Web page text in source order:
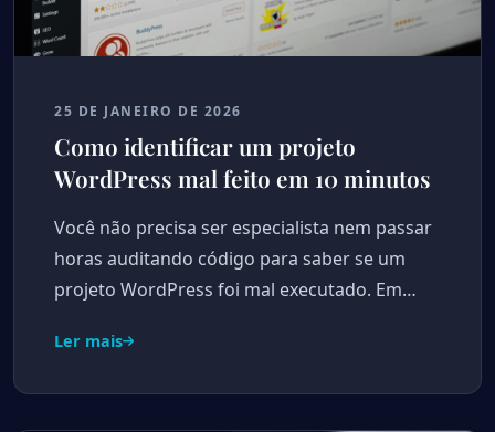
25 DE JANEIRO DE 2026
Como identificar um projeto
WordPress mal feito em 10 minutos
Você não precisa ser especialista nem passar
horas auditando código para saber se um
projeto WordPress foi mal executado. Em…
Ler mais